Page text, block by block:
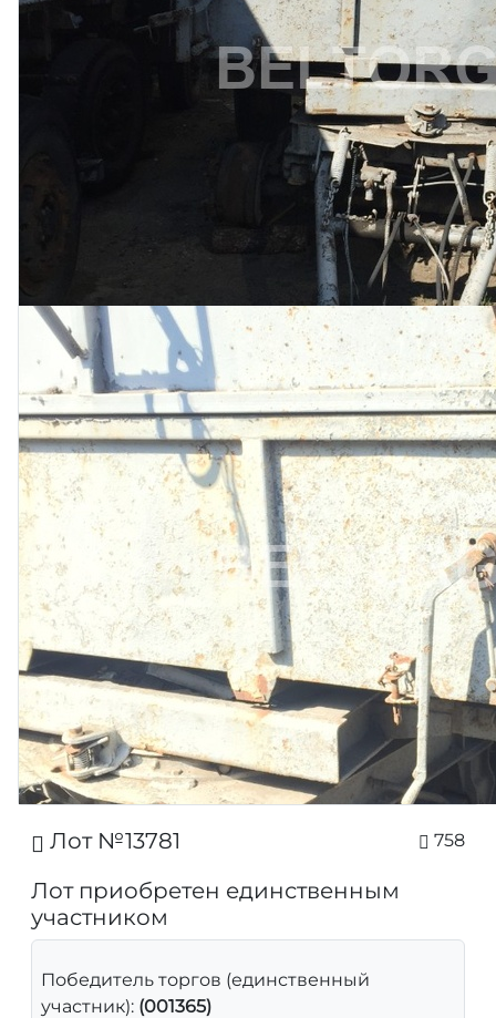
Лот №13781 758
Лот приобретен единственным
участником
Победитель торгов (единственный
участник): (001365)